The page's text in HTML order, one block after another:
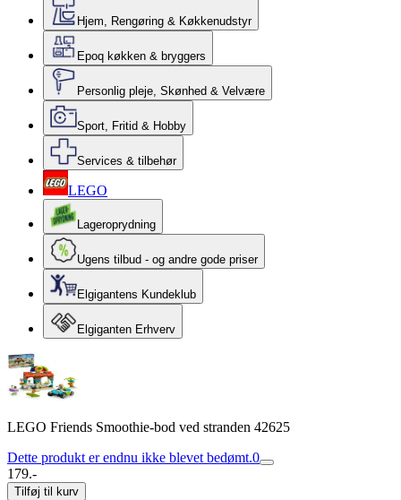
Hjem, Rengøring & Køkkenudstyr
Epoq køkken & bryggers
Personlig pleje, Skønhed & Velvære
Sport, Fritid & Hobby
Services & tilbehør
LEGO
Lageroprydning
Ugens tilbud - og andre gode priser
Elgigantens Kundeklub
Elgiganten Erhverv
LEGO Friends Smoothie-bod ved stranden 42625
Dette produkt er endnu ikke blevet bedømt.0
179.-
Tilføj til kurv